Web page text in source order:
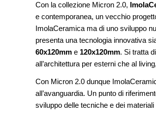
Con la collezione Micron 2.0,
e contemporanea, un vecchio
ImolaCeramica ma di uno sviluppo
presenta una tecnologia innovativa
60x120mm e 120x120mm. Si tratta
all’architettura per esterni che al
Con Micron 2.0 dunque
all’avanguardia. Un punto di
sviluppo delle tecniche e dei materiali
Tashkent
CONCORSI
La
prodotto